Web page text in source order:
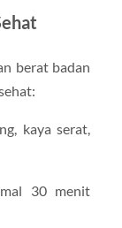
berat badan
kaya serat,
30 menit